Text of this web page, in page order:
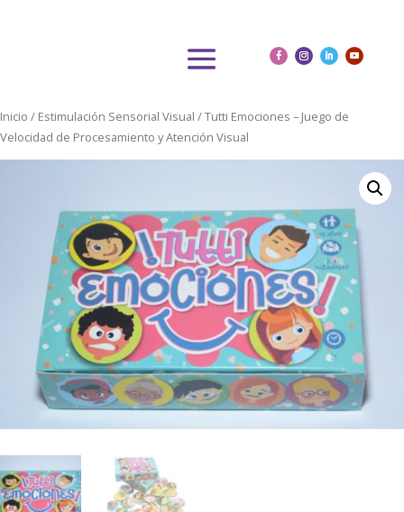
Inicio / Estimulación Sensorial Visual / Tutti Emociones – Juego de
Velocidad de Procesamiento y Atención Visual